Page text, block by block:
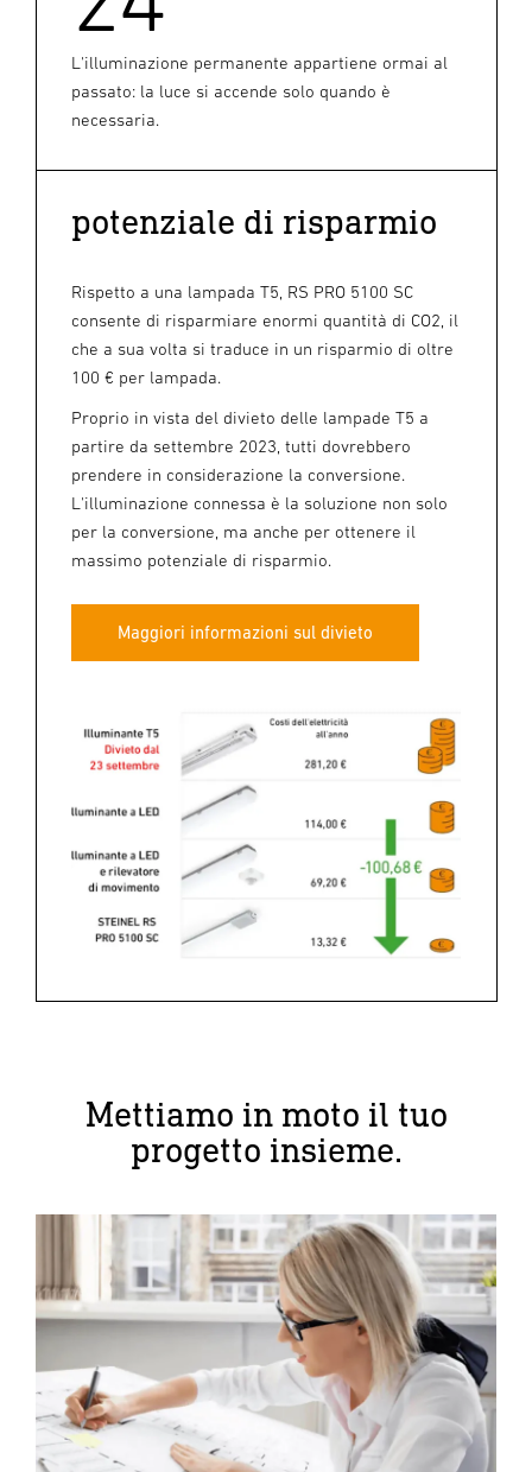
L'illuminazione permanente appartiene ormai al
passato: la luce si accende solo quando è
necessaria.
potenziale di risparmio
Rispetto a una lampada T5, RS PRO 5100 SC
consente di risparmiare enormi quantità di CO2, il
che a sua volta si traduce in un risparmio di oltre
100 € per lampada.
Proprio in vista del divieto delle lampade T5 a
partire da settembre 2023, tutti dovrebbero
prendere in considerazione la conversione.
L'illuminazione connessa è la soluzione non solo
per la conversione, ma anche per ottenere il
massimo potenziale di risparmio.
Maggiori informazioni sul divieto
Mettiamo in moto il tuo
progetto insieme.